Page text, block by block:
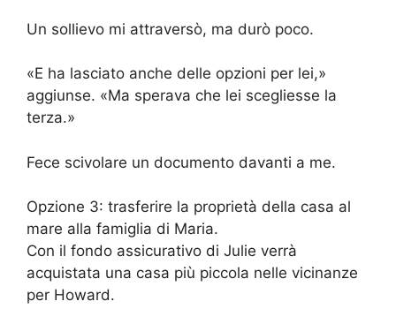
Un sollievo mi attraversò, ma durò poco.
«E ha lasciato anche delle opzioni per lei,»
aggiunse. «Ma sperava che lei scegliesse la
terza.»
Fece scivolare un documento davanti a me.
Opzione 3: trasferire la proprietà della casa al
mare alla famiglia di Maria.
Con il fondo assicurativo di Julie verrà
acquistata una casa più piccola nelle vicinanze
per Howard.